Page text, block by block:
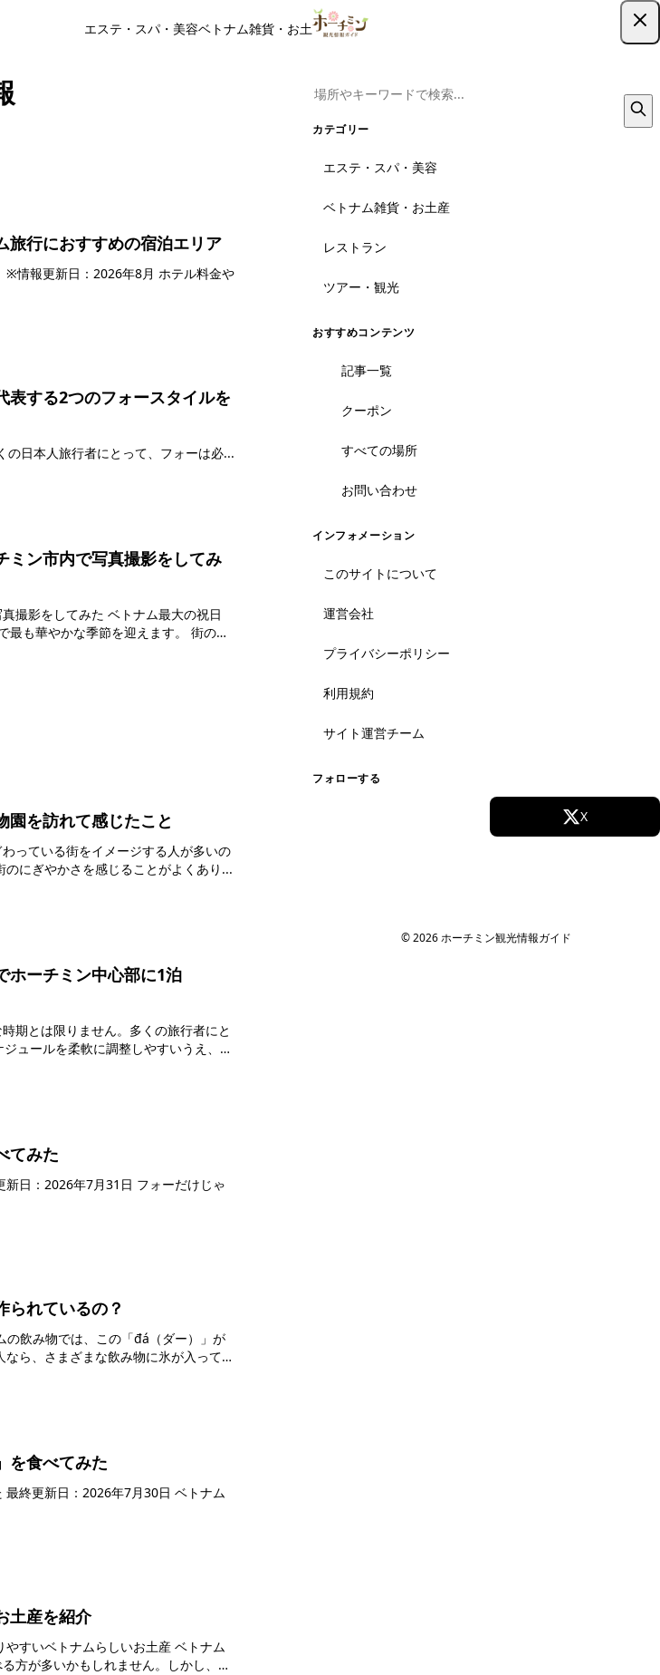
エステ・スパ・美容ベトナム雑貨・お土産レストラン
カテゴリー
エステ・スパ・美容
ベトナム雑貨・お土産
レストラン
ツアー・観光
おすすめコンテンツ
記事一覧
クーポン
すべての場所
お問い合わせ
インフォメーション
このサイトについて
運営会社
プライバシーポリシー
利用規約
サイト運営チーム
フォローする
X
© 2026 ホーチミン観光情報ガイド
旅行におすすめの宿泊エリア
表する2つのフォースタイルを
か？ ベトナムを訪れる多くの日本人旅行者にとって、フォーは必...
ミン市内で写真撮影をしてみ
ベトナム最大の祝日
最も華やかな季節を迎えます。 街のあ
を訪れて感じたこと
っている街をイメージする人が多いの
ると、街のにぎやかさを感じることがよくあり...
ーチミン中心部に1泊
期とは限りません。多くの旅行者にと
ュールを柔軟に調整しやすいうえ、旅
てみた
られているの？
飲み物では、この「đá（ダー）」が
を食べてみた
日：2026年7月30日 ベトナム
土産を紹介
トナムらしいお土産 ベトナム
方が多いかもしれません。しかし、